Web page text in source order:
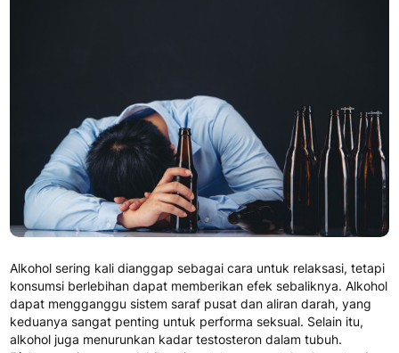
Alkohol sering kali dianggap sebagai cara untuk relaksasi, tetapi
konsumsi berlebihan dapat memberikan efek sebaliknya. Alkohol
dapat mengganggu sistem saraf pusat dan aliran darah, yang
keduanya sangat penting untuk performa seksual. Selain itu,
alkohol juga menurunkan kadar testosteron dalam tubuh.